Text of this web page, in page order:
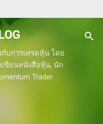
กับการเทรดหุ้น โดย
ขียนหนังสือหุ้น, นัก
Trader